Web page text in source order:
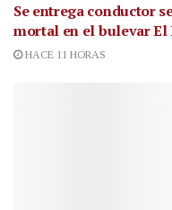
Se entrega conductor
mortal en el bulevar
HACE 11 HORAS